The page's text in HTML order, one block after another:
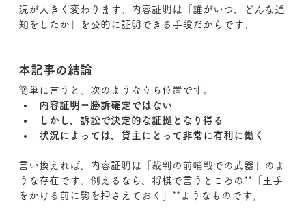
況が大きく変わります。内容証明は「誰がいつ、どんな通
知をしたか」を公的に証明できる手段だからです。
本記事の結論
簡単に言うと、次のような立ち位置です。
内容証明＝勝訴確定ではない
しかし、訴訟で決定的な証拠となり得る
状況によっては、貸主にとって非常に有利に働く
言い換えれば、内容証明は「裁判の前哨戦での武器」のよ
うな存在です。例えるなら、将棋で言うところの**「王手
をかける前に駒を押さえておく」**ようなものです。